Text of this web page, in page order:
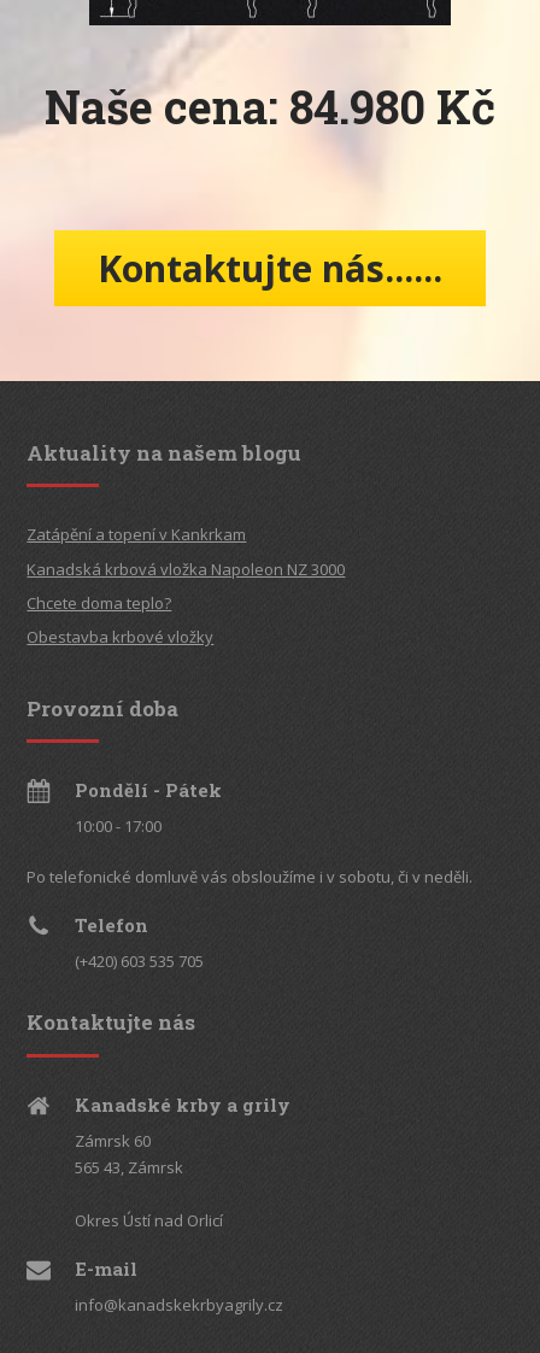
Naše cena: 84.980 Kč
Kontaktujte nás......
Aktuality na našem blogu
Zatápění a topení v Kankrkam
Kanadská krbová vložka Napoleon NZ 3000
Chcete doma teplo?
Obestavba krbové vložky
Provozní doba
Pondělí - Pátek
10:00 - 17:00
Po telefonické domluvě vás obsloužíme i v sobotu, či v neděli.
Telefon
(+420) 603 535 705
Kontaktujte nás
Kanadské krby a grily
Zámrsk 60
565 43, Zámrsk
Okres Ústí nad Orlicí
E-mail
info@kanadskekrbyagrily.cz